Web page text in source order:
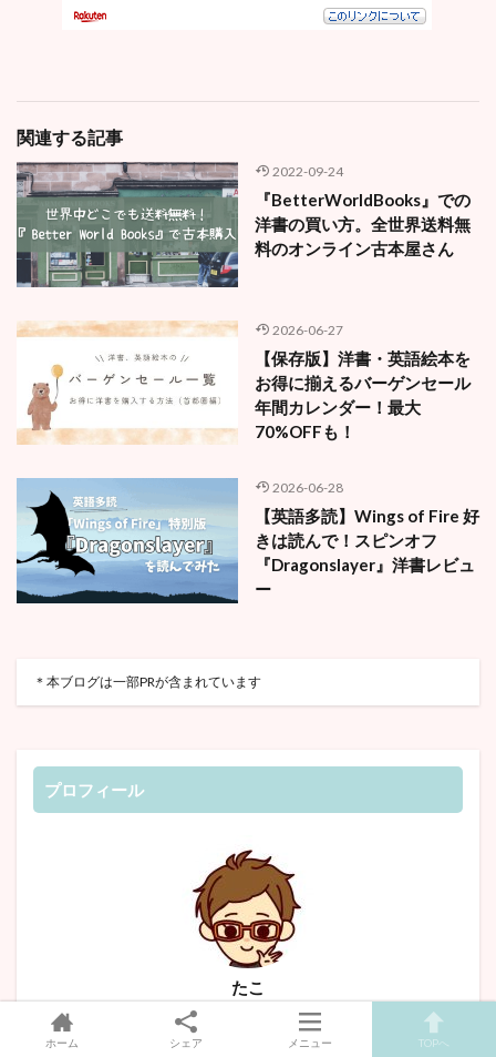
関連する記事
2022-09-24
『BetterWorldBooks』での
洋書の買い方。全世界送料無
料のオンライン古本屋さん
2026-06-27
【保存版】洋書・英語絵本を
お得に揃えるバーゲンセール
年間カレンダー！最大
70%OFFも！
2026-06-28
【英語多読】Wings of Fire 好
きは読んで！スピンオフ
『Dragonslayer』洋書レビュ
ー
＊本ブログは一部PRが含まれています
プロフィール
たこ
🏅娘も息子も、8歳で英検準1級に合格🏅
その後、娘は小学生で✨英検1級✨
ホーム シェア メニュー TOPへ